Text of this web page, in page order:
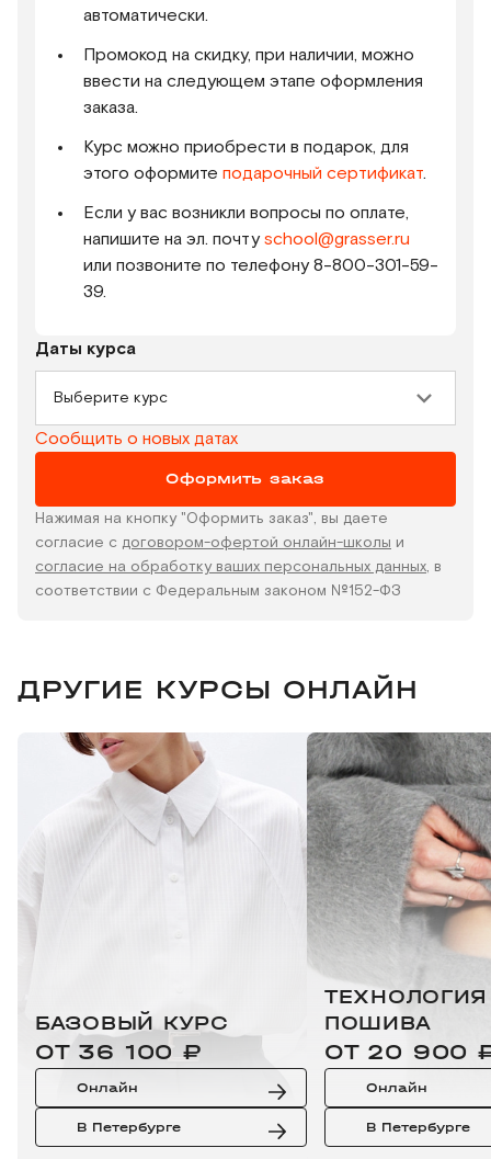
автоматически.
Промокод на скидку, при наличии, можно
ввести на следующем этапе оформления
заказа.
Курс можно приобрести в подарок, для
этого оформите подарочный сертификат.
Если у вас возникли вопросы по оплате,
напишите на эл. почтуschool@grasser.ru
или позвоните по телефону 8-800-301-59-
39.
Даты курса
Выберите курс
Сообщить о новых датах
Оформить заказ
Нажимая на кнопку "Оформить заказ", вы даете
согласие с договором-офертой онлайн-школы и
согласие на обработку ваших персональных данных, в
соответствии с Федеральным законом №152-ФЗ
ДРУГИЕ КУРСЫ ОНЛАЙН
БАЗОВЫЙ КУРС
ОТ 36 100 ₽
Онлайн
В Петербурге
ТЕХНОЛОГИЯ
ПОШИВА
ОТ 20 900
Онлайн
В Петербурге